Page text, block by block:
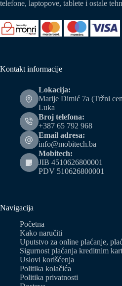
telefone, laptopove, tablete i ostale
Kontakt informacije
Lokacija:
Marije Dimić 7a (Tržni
Luka
Broj telefona:
+387 65 792 968
Email adresa:
info@mobitech.ba
Mobitech:
JIB 4510626800001
PDV 510626800001
Navigacija
Početna
Kako naručiti
Uputstvo za online plaćanje,
Sigurnost plaćanja kreditnim
Uslovi korišćenja
Politika kolačića
Politika privatnosti